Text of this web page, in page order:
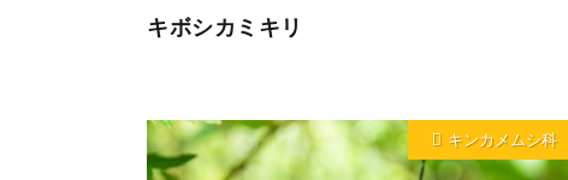
キボシカミキリ
キンカメムシ科